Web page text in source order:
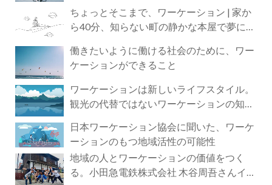
ちょっとそこまで、ワーケーション | 家か
ら40分、知らない町の静かな本屋で夢に近
働きたいように働ける社会のために、ワー
ケーションができること
ワーケーションは新しいライフスタイル。
観光の代替ではないワーケーションの知ら
日本ワーケーション協会に聞いた、ワーケ
ーションのもつ地域活性の可能性
地域の人とワーケーションの価値をつく
る。小田急電鉄株式会社 木谷周吾さんイン